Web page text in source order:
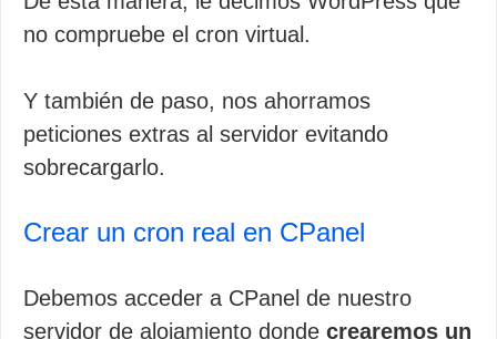
no compruebe el cron virtual.
Y también de paso, nos ahorramos
peticiones extras al servidor evitando
sobrecargarlo.
Crear un cron real en CPanel
Debemos acceder a CPanel de nuestro
servidor de alojamiento donde crearemos un